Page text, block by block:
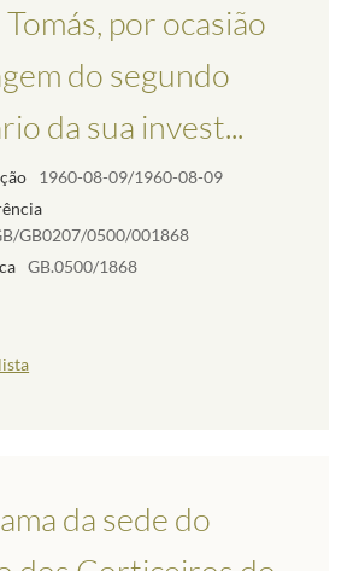
por ocasião
do segundo
da sua invest...
1960-08-09/1960-08-09
GB0207/0500/001868
GB.0500/1868
da sede do